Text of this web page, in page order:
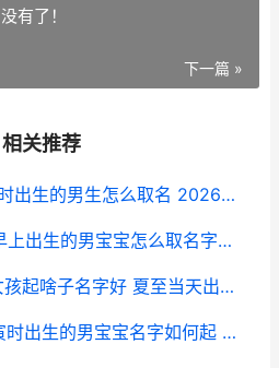
没有了！
下一篇 »
相关推荐
2026年4月1日子时出生的男生怎么取名 2026年4月1日子时出生
2026年5月16号早上出生的男宝宝怎么取名字好听 2026年5月16日生日命运
夏至下午出生的女孩起啥子名字好 夏至当天出生的人命运如何
2026年3月17号寅时出生的男宝宝名字如何起 2026年3月17日是几月初几